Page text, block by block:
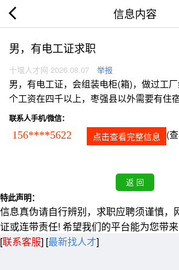
信息内容
男，有电工证求职
十堰人才网 2026.08.07 举报
男，有电工证，会组装电柜(箱)，做过工
个工资在四千以上，枣强县以外需要有住
联系人手机/微信：
156****5622 点击查看完整信息 (
特此声明：
信息真伪请自行辨别，求职应聘须谨慎，
证或连带责任! 希望我们的平台能为您带来
[联系客服] [最新找人才]